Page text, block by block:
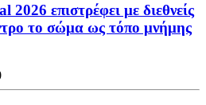
επιστρέφει με διεθνείς
το σώμα ως τόπο μνήμης